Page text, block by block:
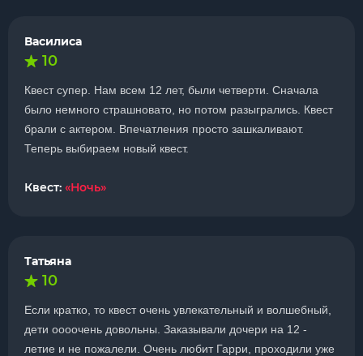
Василиса
10
Квест супер. Нам всем 12 лет, были четверти. Сначала
было немного страшновато, но потом разыгрались. Квест
брали с актером. Впечатления просто зашкаливают.
Теперь выбираем новый квест.
Квест: «Ночь»
Татьяна
10
Если кратко, то квест очень увлекательный и волшебный,
дети оооочень довольны. Заказывали дочери на 12 -
летие и не пожалели. Очень любит Гарри, проходили уже